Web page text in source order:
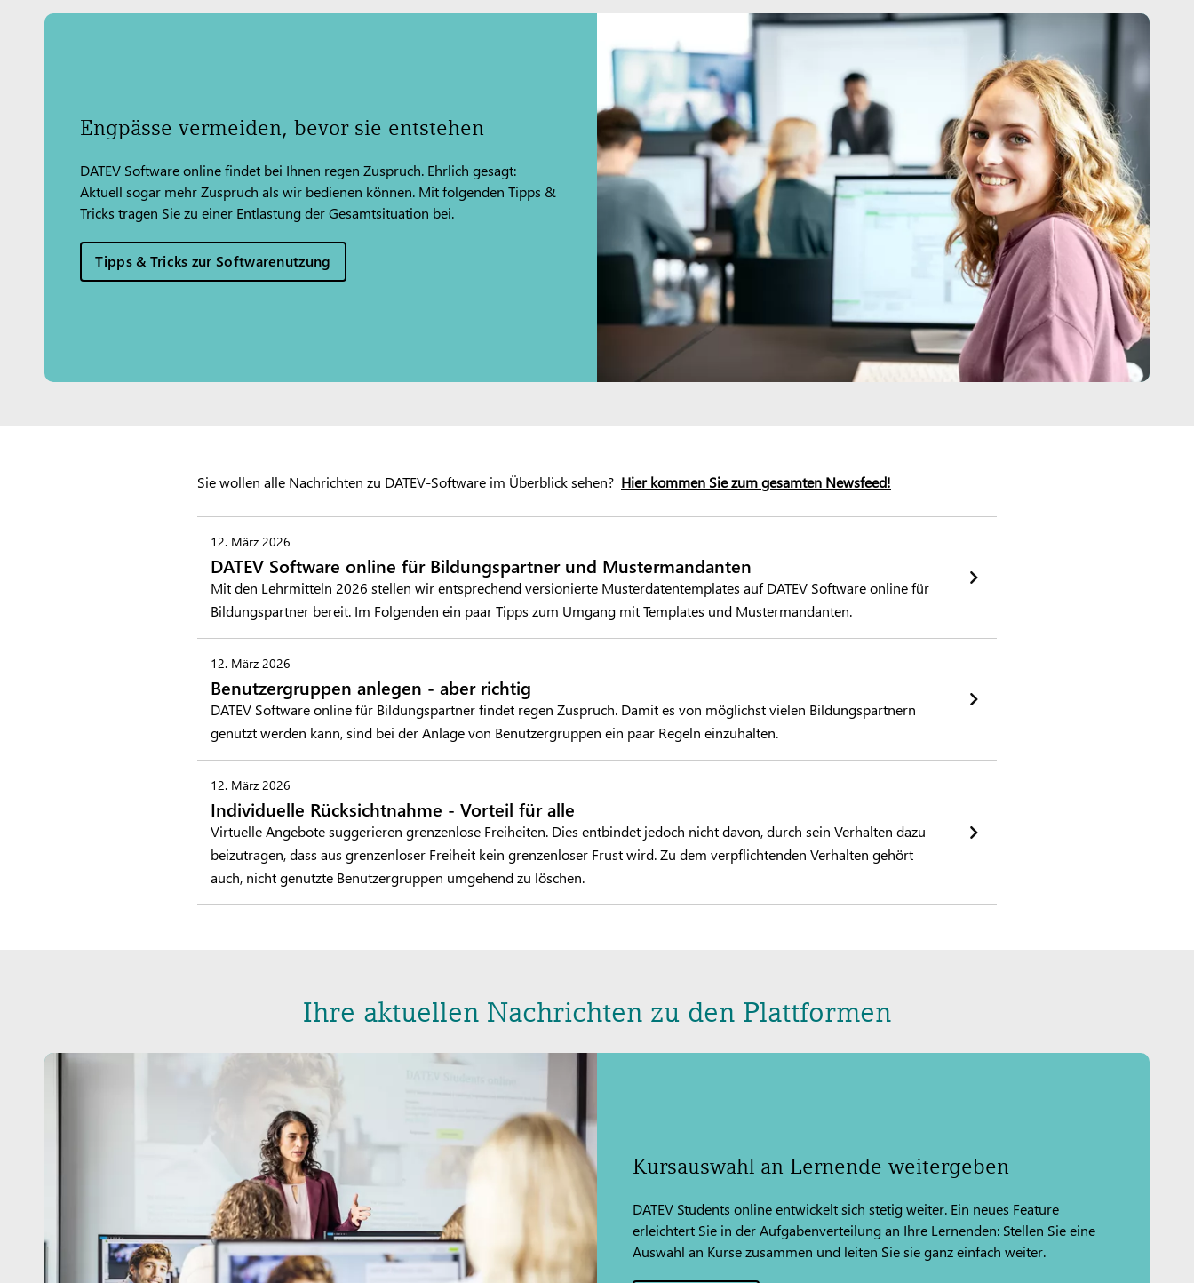
Engpässe vermeiden, bevor sie entstehen
DATEV Software online findet bei Ihnen regen Zuspruch. Ehrlich gesagt:
Aktuell sogar mehr Zuspruch als wir bedienen können. Mit folgenden Tipps &
Tricks tragen Sie zu einer Entlastung der Gesamtsituation bei.
Tipps & Tricks zur Softwarenutzung
Sie wollen alle Nachrichten zu DATEV-Software im Überblick sehen? Hier kommen Sie zum gesamten Newsfeed!
12. März 2026
DATEV Software online für Bildungspartner und Mustermandanten
Mit den Lehrmitteln 2026 stellen wir entsprechend versionierte Musterdatentemplates auf DATEV Software online für
Bildungspartner bereit. Im Folgenden ein paar Tipps zum Umgang mit Templates und Mustermandanten.
12. März 2026
Benutzergruppen anlegen - aber richtig
DATEV Software online für Bildungspartner findet regen Zuspruch. Damit es von möglichst vielen Bildungspartnern
genutzt werden kann, sind bei der Anlage von Benutzergruppen ein paar Regeln einzuhalten.
12. März 2026
Individuelle Rücksichtnahme - Vorteil für alle
Virtuelle Angebote suggerieren grenzenlose Freiheiten. Dies entbindet jedoch nicht davon, durch sein Verhalten dazu
beizutragen, dass aus grenzenloser Freiheit kein grenzenloser Frust wird. Zu dem verpflichtenden Verhalten gehört
auch, nicht genutzte Benutzergruppen umgehend zu löschen.
Ihre aktuellen Nachrichten zu den Plattformen
Kursauswahl an Lernende weitergeben
DATEV Students online entwickelt sich stetig weiter. Ein neues Feature
erleichtert Sie in der Aufgabenverteilung an Ihre Lernenden: Stellen Sie eine
Auswahl an Kurse zusammen und leiten Sie sie ganz einfach weiter.